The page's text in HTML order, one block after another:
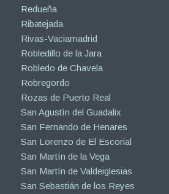
Redueña
Ribatejada
Rivas-Vaciamadrid
Robledillo de la Jara
Robledo de Chavela
Robregordo
Rozas de Puerto Real
San Agustín del Guadalix
San Fernando de Henares
San Lorenzo de El Escorial
San Martín de la Vega
San Martín de Valdeiglesias
San Sebastián de los Reyes